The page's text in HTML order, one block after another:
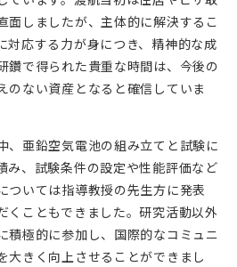
面しましたが、主体的に解決するこ
対応する力が身につき、精神的な成
鑽で得られた貴重な時間は、今後の
のない資産となると確信していま
、亜鉛空気電池の組み立てと試験に
み、試験条件の設定や性能評価など
ついては指導教授の先生方に発表
くこともできました。研究活動以外
積極的に参加し、国際的なコミュニ
大きく向上させることができまし